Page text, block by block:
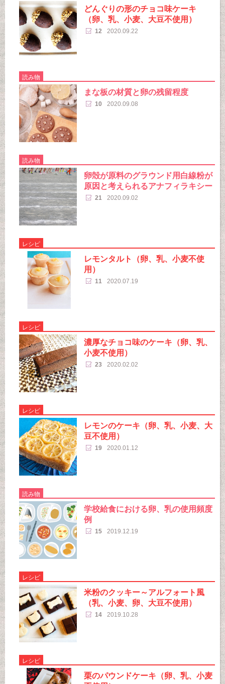
どんぐりの形のチョコ味ケーキ
（卵、乳、小麦、大豆不使用）
12 2020.09.22
読み物
まな板の材質と卵の残留程度
10 2020.09.08
読み物
卵殻が原料のグラウンド用白線粉が
原因と考えられるアナフィラキシー
21 2020.09.02
レシピ
レモンタルト（卵、乳、小麦不使
用）
11 2020.07.19
レシピ
濃厚なチョコ味のケーキ（卵、乳、
小麦不使用）
23 2020.02.02
レシピ
レモンのケーキ（卵、乳、小麦、大
豆不使用）
19 2020.01.12
読み物
学校給食における卵、乳の使用頻度
例
15 2019.12.19
レシピ
米粉のクッキー～アルフォート風
（乳、小麦、卵、大豆不使用）
14 2019.10.28
レシピ
栗のパウンドケーキ（卵、乳、小麦